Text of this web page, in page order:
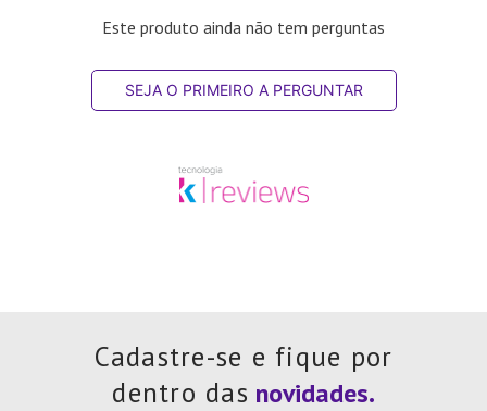
Este produto ainda não tem perguntas
SEJA O PRIMEIRO A PERGUNTAR
Cadastre-se e fique por
dentro das